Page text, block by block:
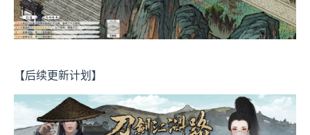
【后续更新计划】